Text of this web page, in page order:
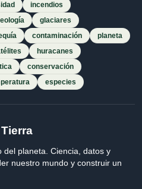
incendios
glaciares
contaminación
planeta
huracanes
conservación
especies
del planeta. Ciencia, datos y
nuestro mundo y construir un